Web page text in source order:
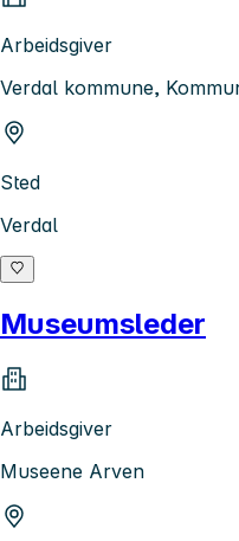
Arbeidsgiver
Verdal kommune,
Sted
Verdal
Museumsleder
Arbeidsgiver
Museene Arven